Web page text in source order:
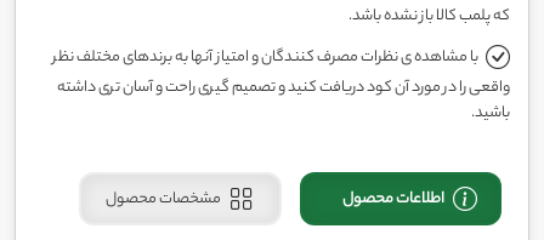
که پلمب کالا باز نشده باشد.
با مشاهده ی نظرات مصرف کنندگان و امتیاز آنها به برندهای مختلف نظر
واقعی را در مورد آن کود دریافت کنید و تصمیم گیری راحت و آسان تری داشته
باشید.
اطلاعات محصول مشخصات محصول